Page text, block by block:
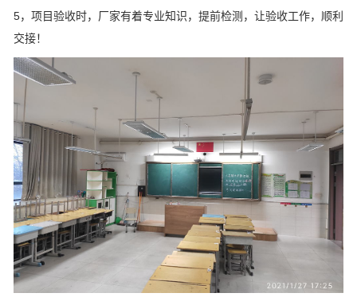
5，项目验收时，厂家有着专业知识，提前检测，让验收工作，顺利
交接！